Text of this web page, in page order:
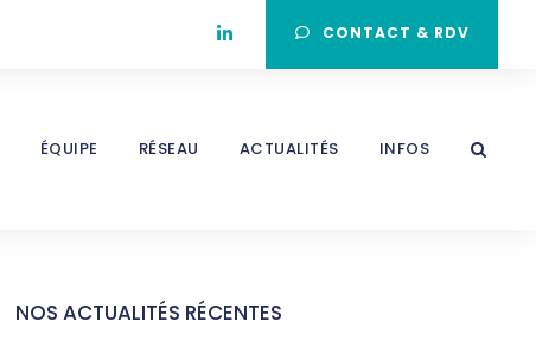
CONTACT & RDV
ÉQUIPE RÉSEAU ACTUALITÉS INFOS
NOS ACTUALITÉS RÉCENTES